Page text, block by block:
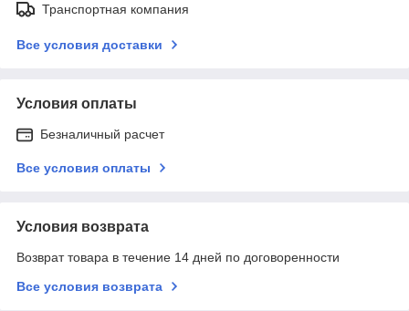
Транспортная компания
Все условия доставки
Условия оплаты
Безналичный расчет
Все условия оплаты
Условия возврата
Возврат товара в течение 14 дней по договоренности
Все условия возврата